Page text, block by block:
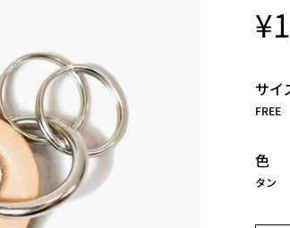
サイ
FREE
色
タン